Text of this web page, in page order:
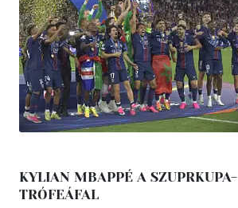
KYLIAN MBAPPÉ A SZUPRKUPA-
TRÓFEÁFAL